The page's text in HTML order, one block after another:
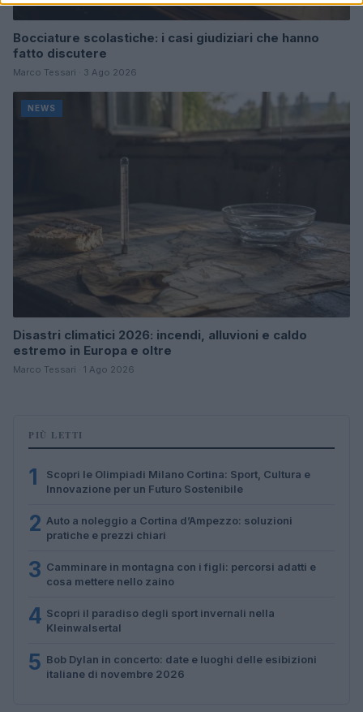
Bocciature scolastiche: i casi giudiziari che hanno
fatto discutere
Marco Tessari · 3 Ago 2026
NEWS
Disastri climatici 2026: incendi, alluvioni e caldo
estremo in Europa e oltre
Marco Tessari · 1 Ago 2026
PIÙ LETTI
1
Scopri le Olimpiadi Milano Cortina: Sport, Cultura e
Innovazione per un Futuro Sostenibile
2 Auto a noleggio a Cortina d’Ampezzo: soluzioni
pratiche e prezzi chiari
3 Camminare in montagna con i figli: percorsi adatti e
cosa mettere nello zaino
4 Scopri il paradiso degli sport invernali nella
Kleinwalsertal
5 Bob Dylan in concerto: date e luoghi delle esibizioni
italiane di novembre 2026